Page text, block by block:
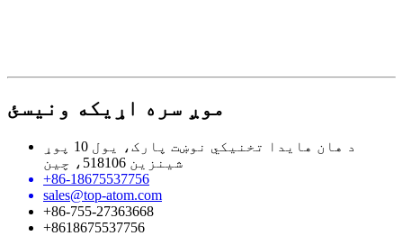
موږ سره اړیکه ونیسئ
د هان هایدا تخنیکي نوښت پارک، یول 10 پوړ
شینزین 518106، چین
+86-18675537756
sales@top-atom.com
+86-755-27363668
+8618675537756